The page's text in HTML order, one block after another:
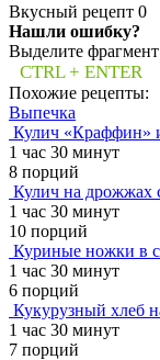
Вкусный рецепт 0
Нашли ошибку?
Выделите
CTRL + ENTER
Похожие рецепты:
Выпечка
Кулич «Краффин»
1 час 30 минут
8 порций
Кулич на дрожжах
1 час 30 минут
10 порций
Куриные ножки в
1 час 30 минут
6 порций
Кукурузный хлеб
1 час 30 минут
7 порций